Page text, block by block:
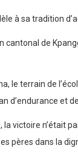
à sa tradition
cantonal de
le terrain de
d’endurance et
la victoire n’était
pères dans la